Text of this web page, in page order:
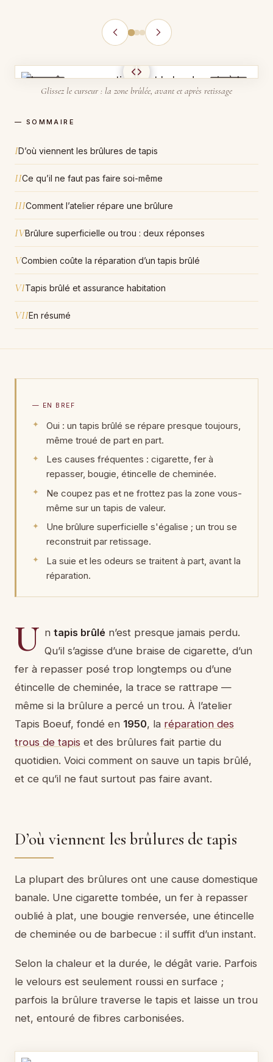
Glissez le curseur : la zone brûlée, avant et après retissage
— SOMMAIRE
ID’où viennent les brûlures de tapis
IICe qu’il ne faut pas faire soi-même
IIIComment l’atelier répare une brûlure
IVBrûlure superficielle ou trou : deux réponses
VCombien coûte la réparation d’un tapis brûlé
VITapis brûlé et assurance habitation
VIIEn résumé
— EN BREF
Oui : un tapis brûlé se répare presque toujours,
même troué de part en part.
Les causes fréquentes : cigarette, fer à
repasser, bougie, étincelle de cheminée.
Ne coupez pas et ne frottez pas la zone vous-
même sur un tapis de valeur.
Une brûlure superficielle s'égalise ; un trou se
reconstruit par retissage.
La suie et les odeurs se traitent à part, avant la
réparation.
U ntapis brûlé n’est presque jamais perdu.
Qu’il s’agisse d’une braise de cigarette, d’un
fer à repasser posé trop longtemps ou d’une
étincelle de cheminée, la trace se rattrape —
même si la brûlure a percé un trou. À l’atelier
Tapis Boeuf, fondé en 1950, la réparation des
trous de tapis et des brûlures fait partie du
quotidien. Voici comment on sauve un tapis brûlé,
et ce qu’il ne faut surtout pas faire avant.
D’où viennent les brûlures de tapis
La plupart des brûlures ont une cause domestique
banale. Une cigarette tombée, un fer à repasser
oublié à plat, une bougie renversée, une étincelle
de cheminée ou de barbecue : il suffit d’un instant.
Selon la chaleur et la durée, le dégât varie. Parfois
le velours est seulement roussi en surface ;
parfois la brûlure traverse le tapis et laisse un trou
net, entouré de fibres carbonisées.